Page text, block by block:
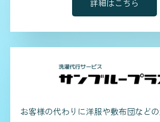
詳細はこちら
お客様の代わりに洋服や敷布団など